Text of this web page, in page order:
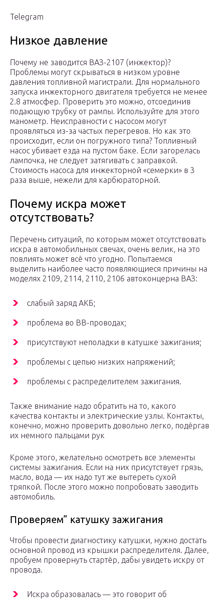
Telegram
Низкое давление
Почему не заводится ВАЗ-2107 (инжектор)?
Проблемы могут скрываться в низком уровне
давления топливной магистрали. Для нормального
запуска инжекторного двигателя требуется не менее
2.8 атмосфер. Проверить это можно, отсоединив
подающую трубку от рампы. Используйте для этого
манометр. Неисправности с насосом могут
проявляться из-за частых перегревов. Но как это
происходит, если он погружного типа? Топливный
насос убивает езда на пустом баке. Если загорелась
лампочка, не следует затягивать с заправкой.
Стоимость насоса для инжекторной «семерки» в 3
раза выше, нежели для карбюраторной.
Почему искра может
отсутствовать?
Перечень ситуаций, по которым может отсутствовать
искра в автомобильных свечах, очень велик, на это
повлиять может всё что угодно. Попытаемся
выделить наиболее часто появляющиеся причины на
моделях 2109, 2114, 2110, 2106 автоконцерна ВАЗ:
слабый заряд АКБ;
проблема во ВВ-проводах;
присутствуют неполадки в катушке зажигания;
проблемы с цепью низких напряжений;
проблемы с распределителем зажигания.
Также внимание надо обратить на то, какого
качества контакты и электрические узлы. Контакты,
конечно, можно проверить довольно легко, подёргав
их немного пальцами рук
Кроме этого, желательно осмотреть все элементы
системы зажигания. Если на них присутствует грязь,
масло, вода — их надо тут же вытереть сухой
тряпкой. После этого можно попробовать заводить
автомобиль.
Проверяем” катушку зажигания
Чтобы провести диагностику катушки, нужно достать
основной провод из крышки распределителя. Далее,
пробуем провернуть стартёр, дабы увидеть искру от
провода.
Искра образовалась — это говорит об